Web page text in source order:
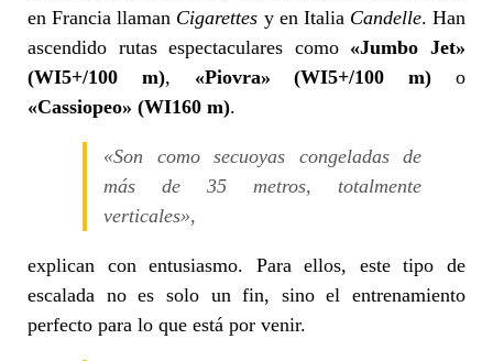
en Francia llaman Cigarettes y en Italia Candelle. Han
ascendido rutas espectaculares como «Jumbo Jet»
(WI5+/100 m), «Piovra» (WI5+/100 m) o
«Cassiopeo» (WI160 m).
«Son como secuoyas congeladas de
más de 35 metros, totalmente
verticales»,
explican con entusiasmo. Para ellos, este tipo de
escalada no es solo un fin, sino el entrenamiento
perfecto para lo que está por venir.